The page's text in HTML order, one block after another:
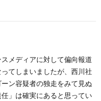
メディアに対して偏向報道
てしまいましたが、西川社
ン容疑者の独走をみて見ぬ
」は確実にあると思ってい